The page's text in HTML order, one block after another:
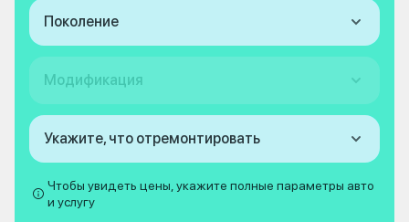
Поколение
Модификация
Укажите, что отремонтировать
Чтобы увидеть цены, укажите полные параметры авто
и услугу